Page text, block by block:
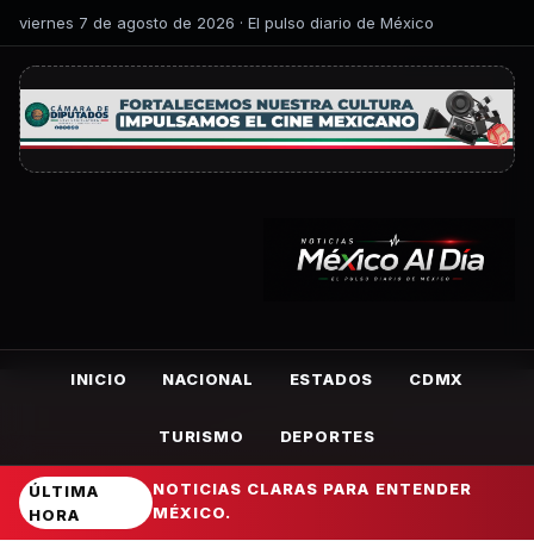
viernes 7 de agosto de 2026 · El pulso diario de México
INICIO NACIONAL ESTADOS CDMX
TURISMO DEPORTES
ÚLTIMA
HORA
NOTICIAS CLARAS PARA ENTENDER
MÉXICO.